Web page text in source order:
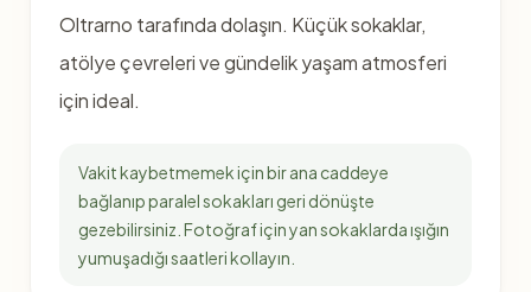
Oltrarno tarafında dolaşın. Küçük sokaklar,
atölye çevreleri ve gündelik yaşam atmosferi
için ideal.
Vakit kaybetmemek için bir ana caddeye
bağlanıp paralel sokakları geri dönüşte
gezebilirsiniz. Fotoğraf için yan sokaklarda ışığın
yumuşadığı saatleri kollayın.